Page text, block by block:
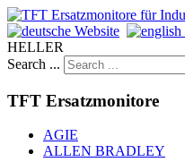
HELLER
Search ...
TFT Ersatzmonitore
AGIE
ALLEN BRADLEY